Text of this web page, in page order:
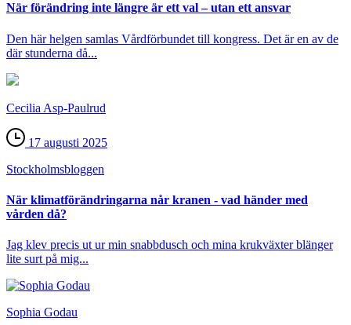
När förändring inte längre är ett val – utan ett ansvar
Den här helgen samlas Vårdförbundet till kongress. Det är en av de
där stunderna då...
Cecilia Asp-Paulrud
17 augusti 2025
Stockholms­bloggen
När klimatförändringarna når kranen - vad händer med
vården då?
Jag klev precis ut ur min snabbdusch och mina krukväxter blänger
lite surt på mig...
Sophia Godau